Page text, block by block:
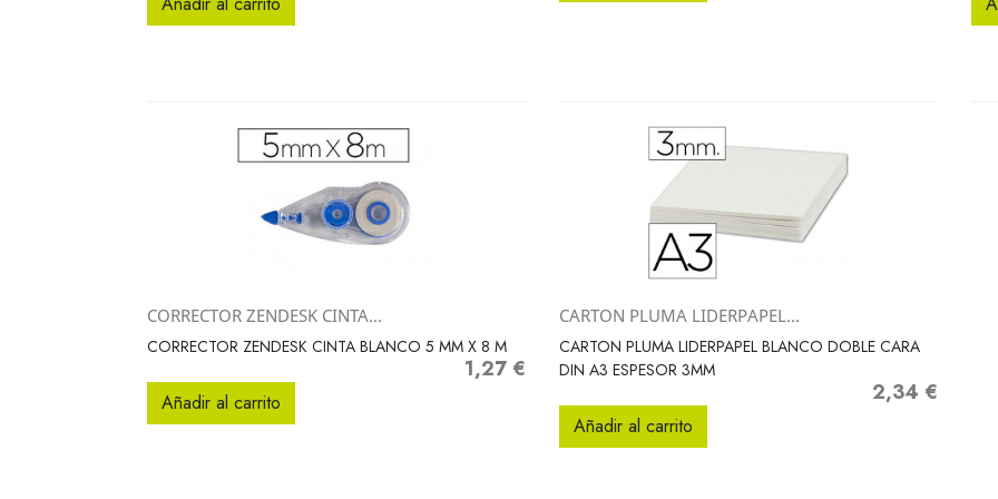
 Vista rápida
CORRECTOR ZENDESK CINTA...
CORRECTOR ZENDESK CINTA BLANCO 5 MM X 8 M
Precio
1,27 €
Añadir al carrito
Vista rápida
CARTON PLUMA LIDERPAPEL...
CARTON PLUMA LIDERPAPEL BLANCO DOBLE CARA
DIN A3 ESPESOR 3MM
Precio
2,34 €
Añadir al carrito